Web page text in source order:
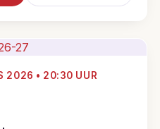
2026 • 20:30 UUR